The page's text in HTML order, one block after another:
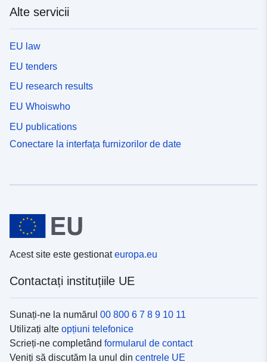
Alte servicii
EU law
EU tenders
EU research results
EU Whoiswho
EU publications
Conectare la interfața furnizorilor de date
Acest site este gestionateuropa.eu
Contactați instituțiile UE
Sunați-ne la numărul 00 800 6 7 8 9 10 11
Utilizați alte opțiuni telefonice
Scrieți-ne completând formularul de contact
Veniți să discutăm la unul din centrele UE